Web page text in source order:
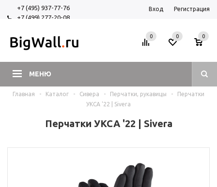
+7 (495) 937-77-76
+7 (499) 277-20-08
Вход Регистрация
МЕНЮ
0 0
0
Главная - Каталог - Сивера - Перчатки, рукавицы -
Перчатки
УКСА '22 | Sivera
Перчатки УКСА '22 | Sivera